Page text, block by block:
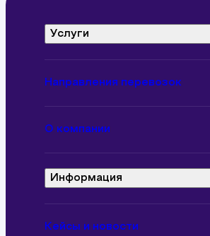
Услуги
Автоперевозки грузов
Сборные грузы
Направления перевозок
О компании
Информация
Вопросы и ответы
Кейсы и новости